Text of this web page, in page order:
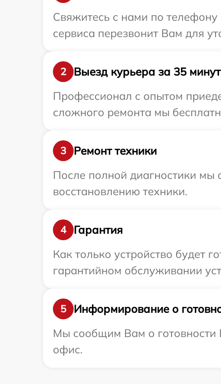
Свяжитесь с нами по телефону
сервиса перезвонит Вам для
2
Выезд курьера за 35 минут
Профессионал с опытом
сложного ремонта мы
3
Ремонт техники
После полной диагностики мы
восстановлению техники.
4
Гарантия
Как только устройство будет
гарантийном обслуживании
5
Информирование о
Мы сообщим Вам о готовности
офис.